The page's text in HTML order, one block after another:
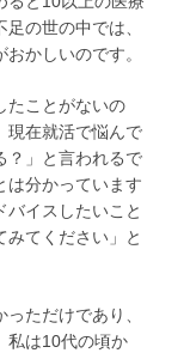
の世の中では、
かしいのです。
たことがないの
現在就活で悩んで
？」と言われるで
は分かっています
イスしたいこと
てください」と
ただけであり、
私は10代の頃か